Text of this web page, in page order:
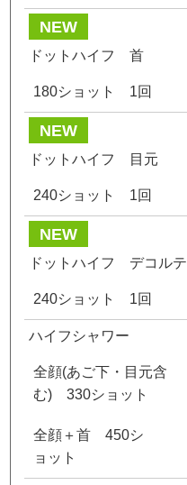
NEW
ドットハイフ 首
180ショット 1回
NEW
ドットハイフ 目元
240ショット 1回
NEW
ドットハイフ デコルテ
240ショット 1回
ハイフシャワー
全顔(あご下・目元含
む) 330ショット
全顔＋首 450シ
ョット